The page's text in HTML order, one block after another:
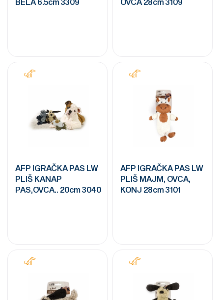
AFP IGRAČKA PAS LW
PLIŠ KANAP
PAS,OVCA.. 20cm 3040
AFP IGRAČKA PAS LW
PLIŠ MAJM, OVCA,
KONJ 28cm 3101